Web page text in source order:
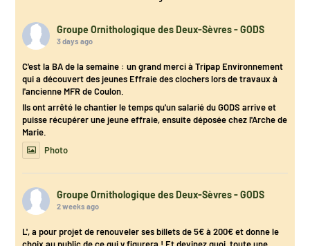
Groupe Ornithologique des Deux-Sèvres - GODS
3 days ago
C'est la BA de la semaine : un grand merci à Tripap Environnement
qui a découvert des jeunes Effraie des clochers lors de travaux à
l'ancienne MFR de Coulon.
Ils ont arrêté le chantier le temps qu'un salarié du GODS arrive et
puisse récupérer une jeune effraie, ensuite déposée chez l'Arche de
Marie.
Photo
Groupe Ornithologique des Deux-Sèvres - GODS
2 weeks ago
L', a pour projet de renouveler ses billets de 5€ à 200€ et donne le
choix au public de ce qui y figurera ! Et devinez quoi, toute une